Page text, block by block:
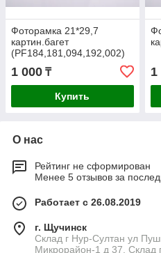
Фоторамка 21*29,7
картин.багет
(PF184,181,094,192,002)
1 000 ₸
Купить
1
О нас
Рейтинг не сформирован
Менее 5 отзывов за
Работает с 26.08.2019
г. Щучинск
Склад г Нур-Султан ул
Микрорайон-1 д 37, Склад